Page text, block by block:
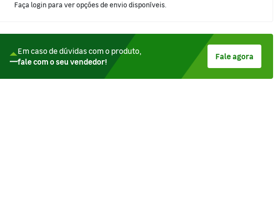
Faça login para ver opções de envio disponíveis.
Em caso de dúvidas com o produto,
fale com o seu vendedor!
Fale agora